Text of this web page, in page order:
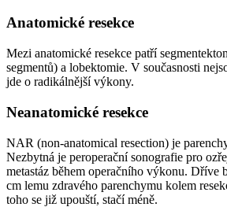
Anatomické resekce
Mezi anatomické resekce patří
segmentů) a lobektomie. V současnosti
jde o radikálnější výkony.
Neanatomické resekce
NAR (non-anatomical resection) je
Nezbytná je peroperační sonografie pro
metastáz během operačního výkonu. Dříve
cm lemu zdravého parenchymu kolem
toho se již upouští, stačí méně.